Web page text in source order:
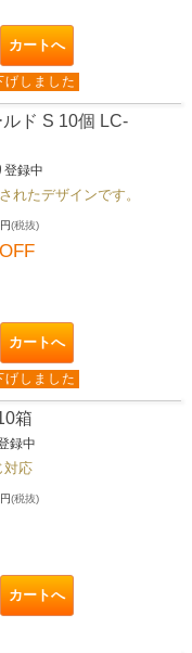
カートへ
げしました
ド S 10個 LC-
登録中
れたデザインです。
円(税抜)
カートへ
げしました
箱
録中
対応
円(税抜)
カートへ